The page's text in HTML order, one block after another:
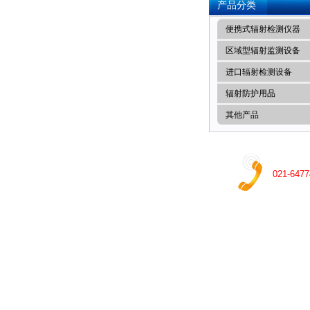
021-
产品分类
便携式辐射检测仪器
区域型辐射监测设备
进口辐射检测设备
辐射防护用品
其他产品